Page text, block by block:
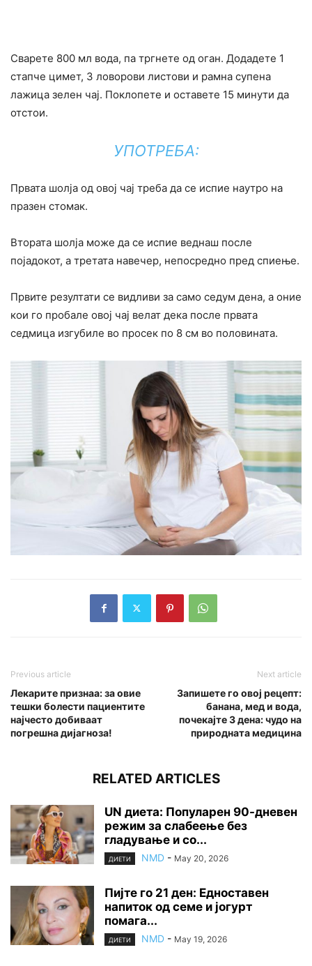
Сварете 800 мл вода, па тргнете од оган. Додадете 1
стапче цимет, 3 ловорови листови и рамна супена
лажица зелен чај. Поклопете и оставете 15 минути да
отстои.
УПОТРЕБА:
Првата шолја од овој чај треба да се испие наутро на
празен стомак.
Втората шолја може да се испие веднаш после
појадокот, а третата навечер, непосредно пред спиење.
Првите резултати се видливи за само седум дена, а оние
кои го пробале овој чај велат дека после првата
седмица изгубиле во просек по 8 см во половината.
Previous article
Лекарите признаа: за овие
тешки болести пациентите
најчесто добиваат
погрешна дијагноза!
Next article
Запишете го овој рецепт:
банана, мед и вода,
почекајте 3 дена: чудо на
природната медицина
RELATED ARTICLES
UN диета: Популарен 90-дневен
режим за слабеење без
гладување и со...
ДИЕТИ NMD - May 20, 2026
Пијте го 21 ден: Едноставен
напиток од семе и јогурт
помага...
ДИЕТИ NMD - May 19, 2026